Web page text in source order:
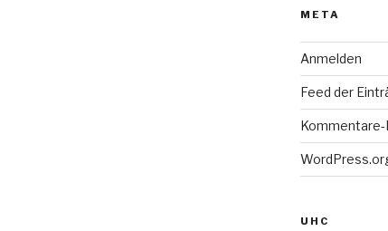
META
Anmelden
Feed der
Kommentare-
UHC